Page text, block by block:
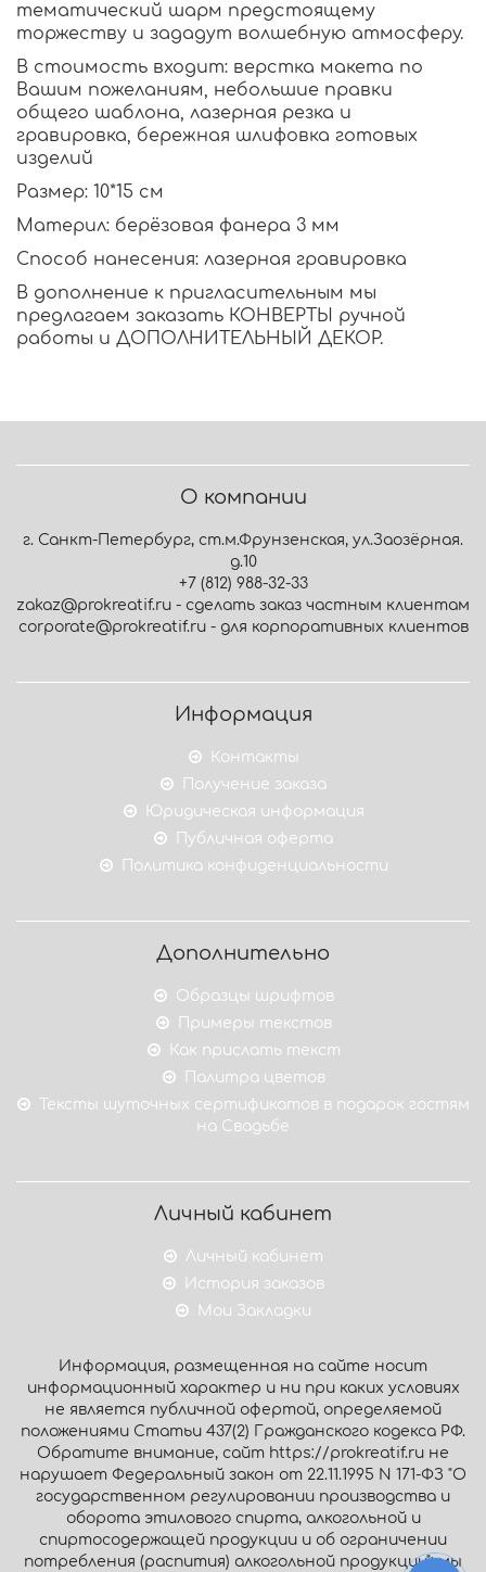
тематический шарм предстоящему
торжеству и зададут волшебную атмосферу.
В стоимость входит: верстка макета по
Вашим пожеланиям, небольшие правки
общего шаблона, лазерная резка и
гравировка, бережная шлифовка готовых
изделий
Размер: 10*15 см
Материл: берёзовая фанера 3 мм
Способ нанесения: лазерная гравировка
В дополнение к пригласительным мы
предлагаем заказать КОНВЕРТЫ ручной
работы и ДОПОЛНИТЕЛЬНЫЙ ДЕКОР.
О компании
г. Санкт-Петербург, ст.м.Фрунзенская, ул.Заозёрная.
д.10
+7 (812) 988-32-33
zakaz@prokreatif.ru - сделать заказ частным клиентам
corporate@prokreatif.ru - для корпоративных клиентов
Информация
Контакты
Получение заказа
Юридическая информация
Публичная оферта
Политика конфиденциальности
Дополнительно
Образцы шрифтов
Примеры текстов
Как прислать текст
Палитра цветов
Тексты шуточных сертификатов в подарок гостям
на Свадьбе
Личный кабинет
Личный кабинет
История заказов
Мои Закладки
Информация, размещенная на сайте носит
информационный характер и ни при каких условиях
не является публичной офертой, определяемой
положениями Статьи 437(2) Гражданского кодекса РФ.
Обратите внимание, сайт https://prokreatif.ru не
нарушает Федеральный закон от 22.11.1995 N 171-ФЗ "О
государственном регулировании производства и
оборота этилового спирта, алкогольной и
спиртосодержащей продукции и об ограничении
потребления (распития) алкогольной продукции": мы